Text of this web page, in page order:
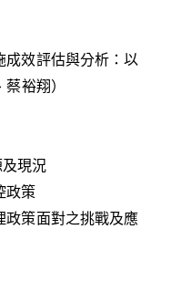
效評估與分析：以
裕翔）
現況
政策
策面對之挑戰及應